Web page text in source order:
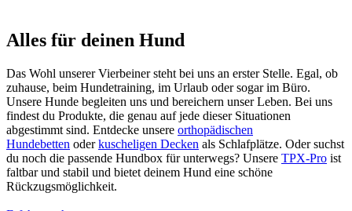
Alles für deinen Hund
Das Wohl unserer Vierbeiner steht bei uns an erster Stelle. Egal, ob
zuhause, beim Hundetraining, im Urlaub oder sogar im Büro.
Unsere Hunde begleiten uns und bereichern unser Leben. Bei uns
findest du Produkte, die genau auf jede dieser Situationen
abgestimmt sind. Entdecke unsere orthopädischen
Hundebetten oderkuscheligen Decken als Schlafplätze. Oder suchst
du noch die passende Hundbox für unterwegs? Unsere TPX-Pro ist
faltbar und stabil und bietet deinem Hund eine schöne
Rückzugsmöglichkeit.